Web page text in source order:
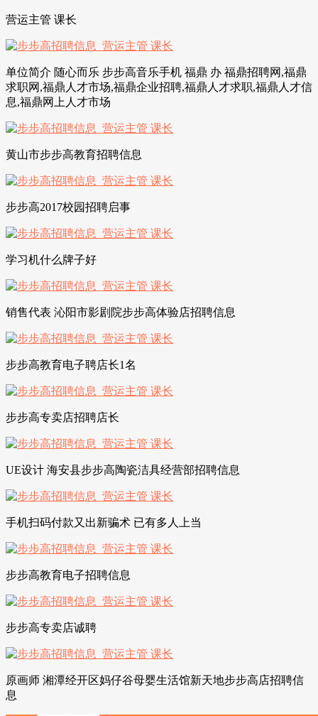
营运主管 课长
单位简介 随心而乐 步步高音乐手机 福鼎 办 福鼎招聘网,福鼎
求职网,福鼎人才市场,福鼎企业招聘,福鼎人才求职,福鼎人才信
息,福鼎网上人才市场
黄山市步步高教育招聘信息
步步高2017校园招聘启事
学习机什么牌子好
销售代表 沁阳市影剧院步步高体验店招聘信息
步步高教育电子聘店长1名
步步高专卖店招聘店长
UE设计 海安县步步高陶瓷洁具经营部招聘信息
手机扫码付款又出新骗术 已有多人上当
步步高教育电子招聘信息
步步高专卖店诚聘
原画师 湘潭经开区妈仔谷母婴生活馆新天地步步高店招聘信
息